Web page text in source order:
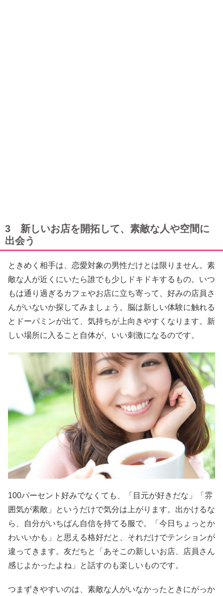
3 新しいお店を開拓して、素敵な人や空間に
出会う
ときめく相手は、恋愛対象の男性だけとは限りません。素
敵な人が近くにいたら誰でも少しドキドキするもの。いつ
もは通り過ぎるカフェやお店に立ち寄って、好みの店員さ
んがいないか探してみましょう。脳は新しい体験に触れる
とドーパミンが出て、気持ちが上向きやすくなります。新
しい場所に入ること自体が、いい刺激になるのです。
100パーセント好みでなくても、「目元が好きだな」「雰
囲気が素敵」というだけで気分は上がります。出かけるな
ら、自分がいちばん自信を持てる服で。「今日ちょっとか
わいいかも」と思える格好だと、それだけでテンションが
違ってきます。友だちと「あそこの新しいお店、店員さん
感じよかったよね」と話すのも楽しいものです。
つまずきやすいのは、素敵な人がいなかったときにがっか